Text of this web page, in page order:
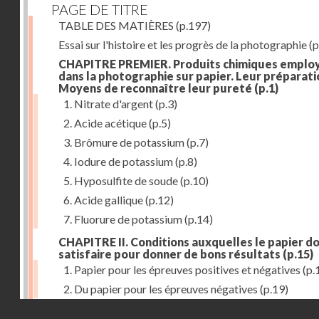
PAGE DE TITRE
TABLE DES MATIÈRES (p.197)
Essai sur l'histoire et les progrès de la photographie
CHAPITRE PREMIER. Produits chimiques
dans la photographie sur papier. Leur
Moyens de reconnaître leur pureté (p.1)
1. Nitrate d'argent(p.3)
2. Acide acétique(p.5)
3. Brômure de potassium(p.7)
4. Iodure de potassium(p.8)
5. Hyposulfite de soude(p.10)
6. Acide gallique(p.12)
7. Fluorure de potassium(p.14)
CHAPITRE II. Conditions auxquelles le papier
satisfaire pour donner de bons résultats (p.15)
1. Papier pour les épreuves positives et négatives
2. Du papier pour les épreuves négatives (p.19)